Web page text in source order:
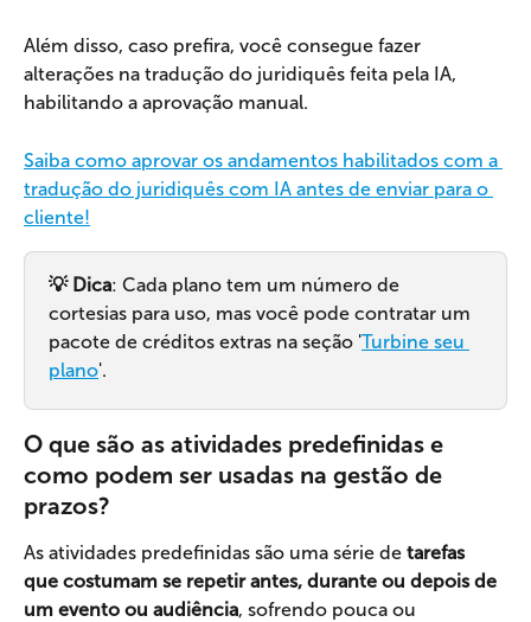
Além disso, caso prefira, você consegue fazer
alterações na tradução do juridiquês feita pela IA,
habilitando a aprovação manual.
Saiba como aprovar os andamentos habilitados com a
tradução do juridiquês com IA antes de enviar para o
cliente!
💡 Dica: Cada plano tem um número de
cortesias para uso, mas você pode contratar um
pacote de créditos extras na seção 'Turbine seu
plano'.
O que são as atividades predefinidas e
como podem ser usadas na gestão de
prazos?
As atividades predefinidas são uma série de tarefas
que costumam se repetir antes, durante ou depois de
um evento ou audiência, sofrendo pouca ou